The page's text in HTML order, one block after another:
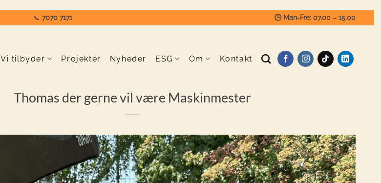
📞 7070 7171 🕒 Man-Fre: 07.00 – 15.00
Vi tilbyder Projekter Nyheder ESG Om Kontakt
Thomas der gerne vil være Maskinmester